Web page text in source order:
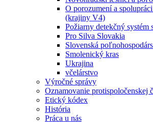
O porozumení a
(krajiny V4)
Požiarny detekčný systém
Pro Silva Slovakia
Slovenská
Smolenický kras
Ukrajina
včelárstvo
Výročné správy
Oznamovanie protispoločenskej
Etický kódex
História
Práca u nás